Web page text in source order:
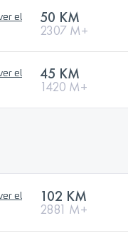
el
50 KM
2307 M+
el
45 KM
1420 M+
el
102 KM
2881 M+